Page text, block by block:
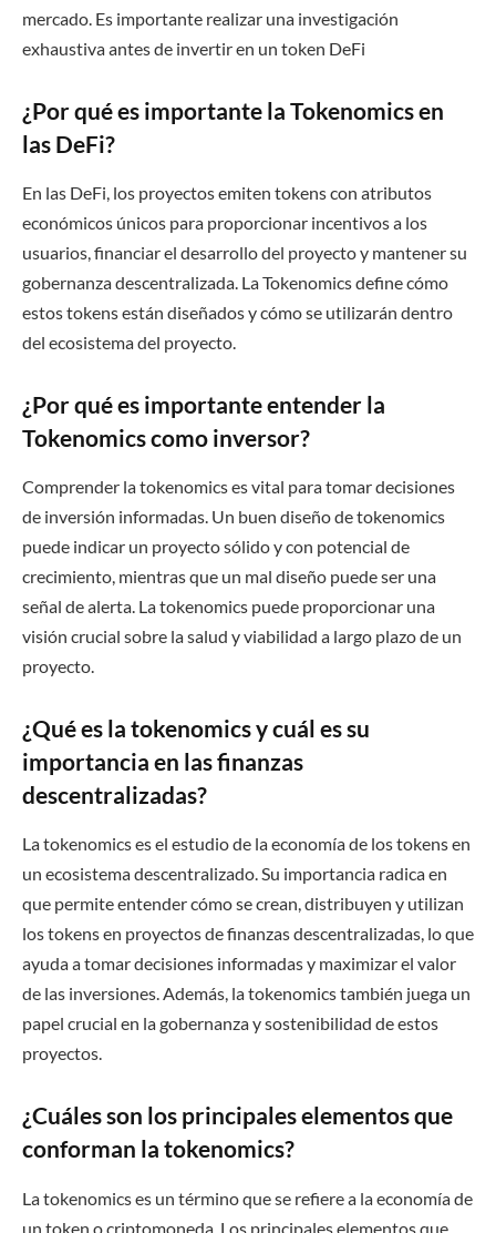
mercado. Es importante realizar una investigación
exhaustiva antes de invertir en un token DeFi
¿Por qué es importante la Tokenomics en
las DeFi?
En las DeFi, los proyectos emiten tokens con atributos
económicos únicos para proporcionar incentivos a los
usuarios, financiar el desarrollo del proyecto y mantener su
gobernanza descentralizada. La Tokenomics define cómo
estos tokens están diseñados y cómo se utilizarán dentro
del ecosistema del proyecto.
¿Por qué es importante entender la
Tokenomics como inversor?
Comprender la tokenomics es vital para tomar decisiones
de inversión informadas. Un buen diseño de tokenomics
puede indicar un proyecto sólido y con potencial de
crecimiento, mientras que un mal diseño puede ser una
señal de alerta. La tokenomics puede proporcionar una
visión crucial sobre la salud y viabilidad a largo plazo de un
proyecto.
¿Qué es la tokenomics y cuál es su
importancia en las finanzas
descentralizadas?
La tokenomics es el estudio de la economía de los tokens en
un ecosistema descentralizado. Su importancia radica en
que permite entender cómo se crean, distribuyen y utilizan
los tokens en proyectos de finanzas descentralizadas, lo que
ayuda a tomar decisiones informadas y maximizar el valor
de las inversiones. Además, la tokenomics también juega un
papel crucial en la gobernanza y sostenibilidad de estos
proyectos.
¿Cuáles son los principales elementos que
conforman la tokenomics?
La tokenomics es un término que se refiere a la economía de
un token o criptomoneda. Los principales elementos que